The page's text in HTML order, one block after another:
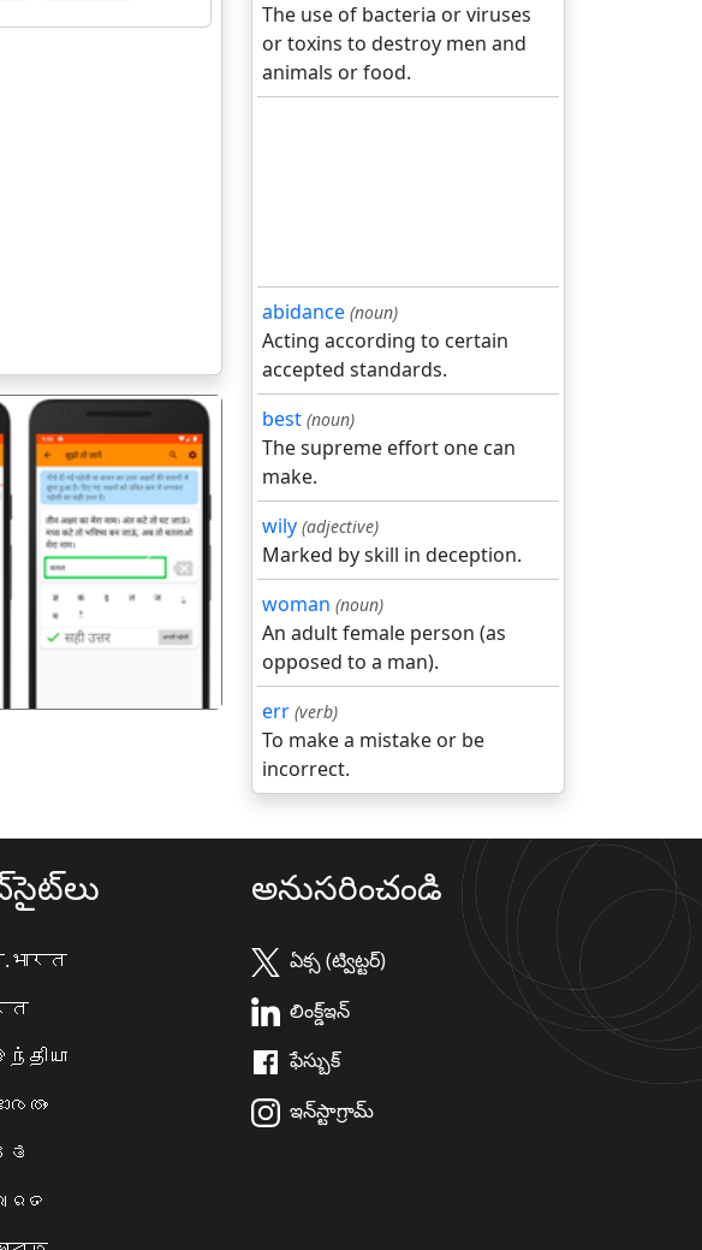
अगला
The use of bacteria or viruses
or toxins to destroy men and
animals or food.
abidance (noun)
Acting according to certain
accepted standards.
best (noun)
The supreme effort one can
make.
wily (adjective)
Marked by skill in deception.
woman (noun)
An adult female person (as
opposed to a man).
err (verb)
To make a mistake or be
incorrect.
అనుసరించండి
ఏక్స (ట్విట్టర్)
లింక్డ్ఇన్
ఫేస్బుక్
ఇన్‌స్టాగ్రామ్